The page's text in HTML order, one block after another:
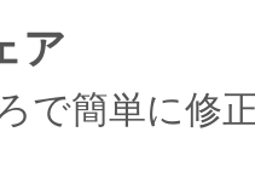
ア
で簡単に修